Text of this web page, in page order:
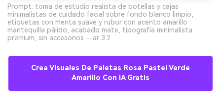
Prompt: toma de estudio realista de botellas y cajas
minimalistas de cuidado facial sobre fondo blanco limpio,
etiquetas con menta suave y rubor con acento amarillo
mantequilla pálido, acabado mate, tipografía minimalista
premium, sin accesorios --ar 3:2
Crea Visuales De Paletas Rosa Pastel Verde
Amarillo Con IA Gratis